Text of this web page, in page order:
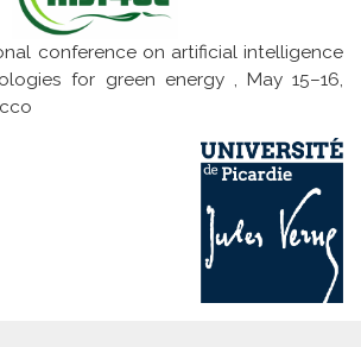
conference on artificial intelligence
for green energy , May 15–16,